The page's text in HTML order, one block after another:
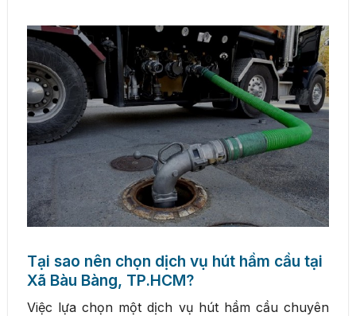
Tại sao nên chọn dịch vụ hút hầm cầu tại
Xã Bàu Bàng, TP.HCM?
Việc lựa chọn một dịch vụ hút hầm cầu chuyên